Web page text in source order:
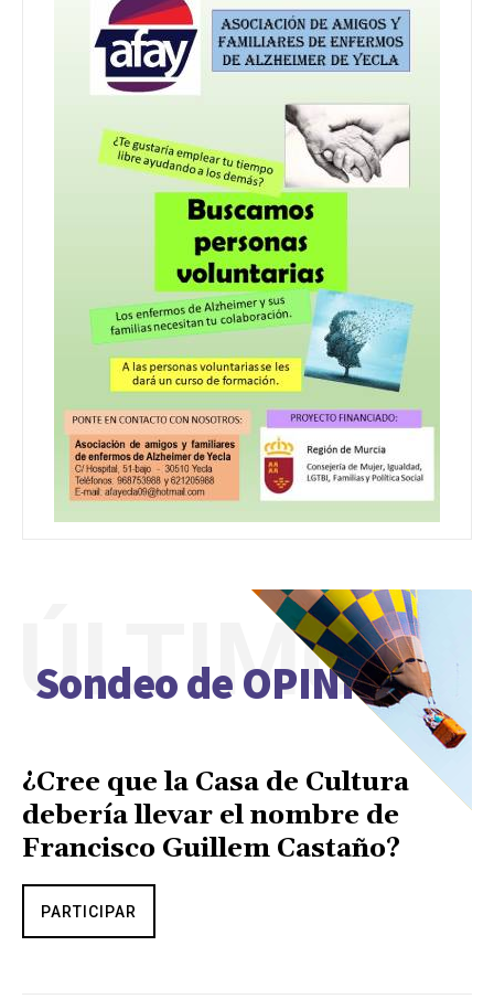
Sondeo de OPINIÓN
ÚLTIMO
¿Cree que la Casa de Cultura
debería llevar el nombre de
Francisco Guillem Castaño?
PARTICIPAR